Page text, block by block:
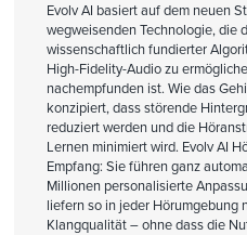
Evolv AI basiert auf dem neuen
wegweisenden Technologie, die
wissenschaftlich fundierter
High-Fidelity-Audio zu
nachempfunden ist. Wie das
konzipiert, dass störende
reduziert werden und die
Lernen minimiert wird. Evolv AI
Empfang: Sie führen ganz
Millionen personalisierte
liefern so in jeder Hörumgebung
Klangqualität – ohne dass die